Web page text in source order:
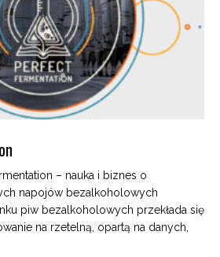
– nauka i biznes o
napojów bezalkoholowych
piw bezalkoholowych przekłada się
na rzetelną, opartą na danych,